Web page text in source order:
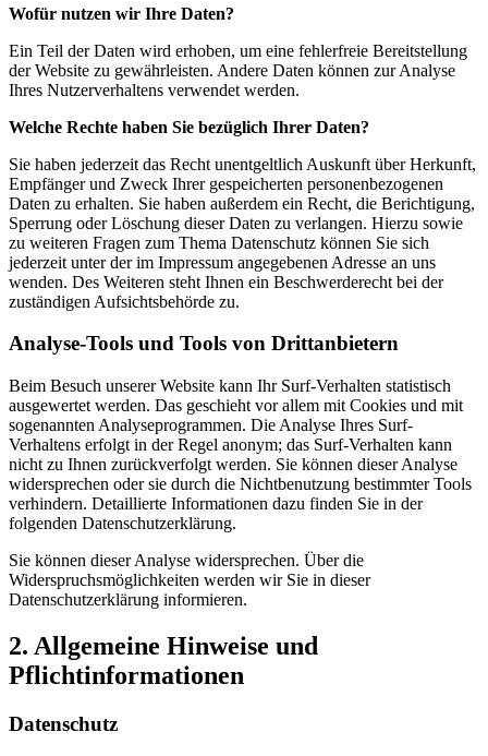
Wofür nutzen wir Ihre Daten?
Ein Teil der Daten wird erhoben, um eine fehlerfreie Bereitstellung
der Website zu gewährleisten. Andere Daten können zur Analyse
Ihres Nutzerverhaltens verwendet werden.
Welche Rechte haben Sie bezüglich Ihrer Daten?
Sie haben jederzeit das Recht unentgeltlich Auskunft über Herkunft,
Empfänger und Zweck Ihrer gespeicherten personenbezogenen
Daten zu erhalten. Sie haben außerdem ein Recht, die Berichtigung,
Sperrung oder Löschung dieser Daten zu verlangen. Hierzu sowie
zu weiteren Fragen zum Thema Datenschutz können Sie sich
jederzeit unter der im Impressum angegebenen Adresse an uns
wenden. Des Weiteren steht Ihnen ein Beschwerderecht bei der
zuständigen Aufsichtsbehörde zu.
Analyse-Tools und Tools von Drittanbietern
Beim Besuch unserer Website kann Ihr Surf-Verhalten statistisch
ausgewertet werden. Das geschieht vor allem mit Cookies und mit
sogenannten Analyseprogrammen. Die Analyse Ihres Surf-
Verhaltens erfolgt in der Regel anonym; das Surf-Verhalten kann
nicht zu Ihnen zurückverfolgt werden. Sie können dieser Analyse
widersprechen oder sie durch die Nichtbenutzung bestimmter Tools
verhindern. Detaillierte Informationen dazu finden Sie in der
folgenden Datenschutzerklärung.
Sie können dieser Analyse widersprechen. Über die
Widerspruchsmöglichkeiten werden wir Sie in dieser
Datenschutzerklärung informieren.
2. Allgemeine Hinweise und
Pflichtinformationen
Datenschutz